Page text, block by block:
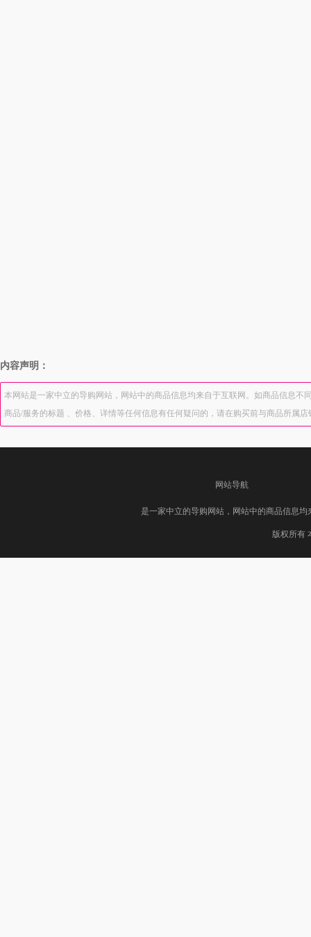
内容声明：
本网站是一家中立的导购网站，网站中的商品信息均来自于互联网。如商品信息
商品/服务的标题 、价格、详情等任何信息有任何疑问的，请在购买前与商品所属
网站导航
是一家中立的导购网站，网站中的商品信息
版权所有